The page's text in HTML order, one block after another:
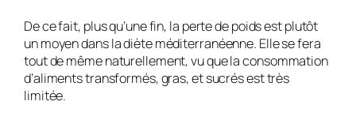
De ce fait, plus qu’une fin, la perte de poids est plutôt
un moyen dans la diète méditerranéenne. Elle se fera
tout de même naturellement, vu que la consommation
d’aliments transformés, gras, et sucrés est très
limitée.